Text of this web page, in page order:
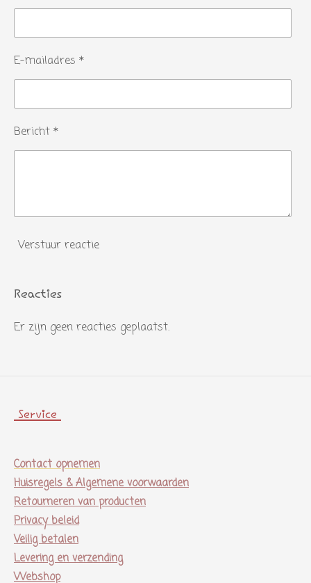
E-mailadres *
Bericht *
Verstuur reactie
Reacties
Er zijn geen reacties geplaatst.
Service
Contact opnemen
Huisregels & Algemene voorwaarden
Retourneren van producten
Privacy beleid
Veilig betalen
Levering en verzending
Webshop